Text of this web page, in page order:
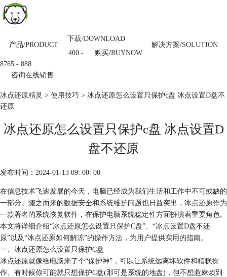
产品/PRODUCT 解决方案/SOLUTION
下载/DOWNLOAD
购买/BUYNOW
400 -
8765 - 888
咨询在线销售
冰点还原精灵 > 使用技巧 > 冰点还原怎么设置只保护c盘 冰点设置D盘不
还原
冰点还原怎么设置只保护c盘 冰点设置D
盘不还原
发布时间：2024-01-13 09: 00: 00
在信息技术飞速发展的今天，电脑已经成为我们生活和工作中不可或缺的
一部分。随之而来的数据安全和系统维护问题也日益突出，冰点还原作为
一款著名的系统恢复软件，在保护电脑系统稳定性方面扮演着重要角色。
本文将详细介绍“冰点还原怎么设置只保护C盘”、“冰点设置D盘不还
原”以及“冰点还原如何解冻”的操作方法，为用户提供实用的指南。
一、冰点还原怎么设置只保护C盘
冰点还原就像给电脑来了个“保护神”，可以让系统远离坏软件和糟糕操
作。有时候你可能就只想保护C盘(那可是系统的地盘)，但不想惹麻烦到